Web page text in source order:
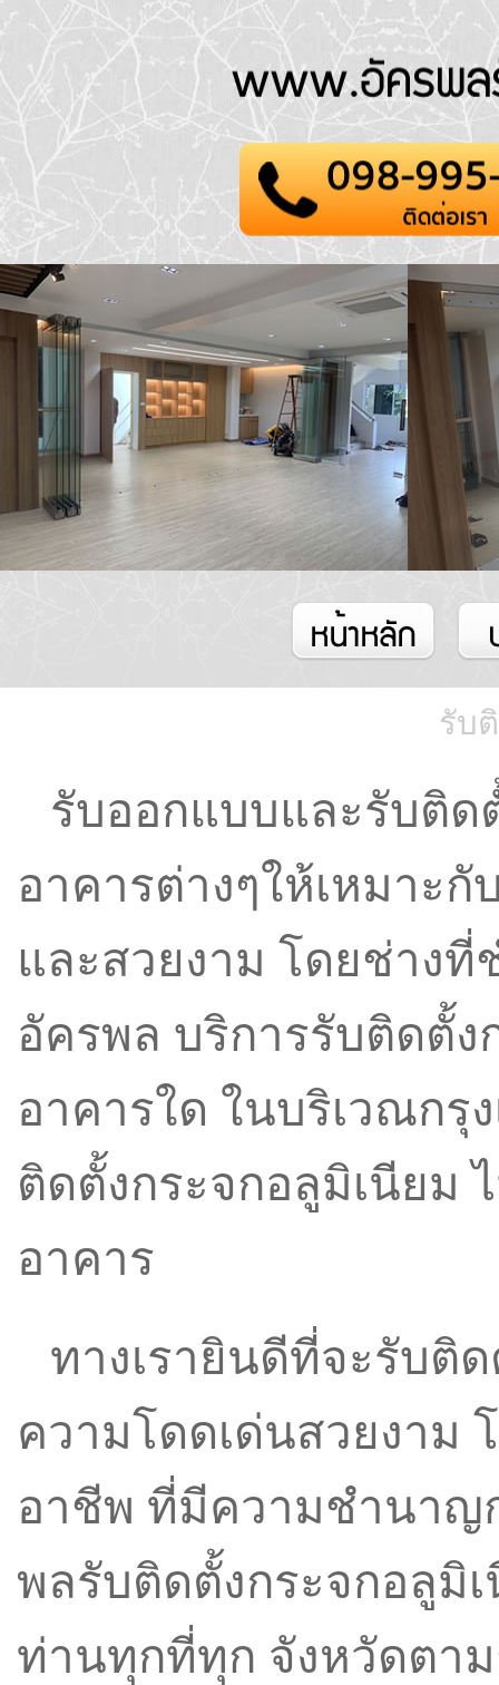
รับ
รับออกแบบและรับติด
อาคารต่างๆให้เหมาะ
และสวยงาม โดยช่าง
อัครพล บริการรับติดตั้ง
อาคารใด ในบริเวณก
ติดตั้งกระจกอลูมิเนียม
อาคาร
ทางเรายินดีที่จะรับติด
ความโดดเด่นสวยงาม
อาชีพ ที่มีความชำนาญ
พลรับติดตั้งกระจกอลูมิ
ท่านทุกที่ทุก จังหวัดตา